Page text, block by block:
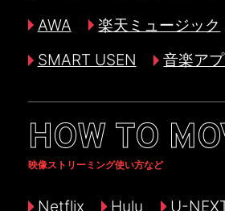
AWA
楽天ミュージック
SMART USEN
音楽ア
HOW TO
映像ストリーミング使い方など
Netflix Hulu
U-